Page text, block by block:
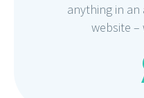
anything in
website –